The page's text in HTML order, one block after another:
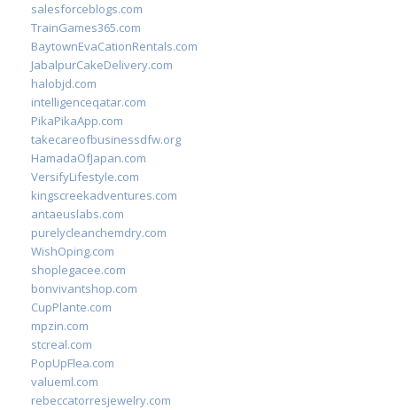
salesforceblogs.com
TrainGames365.com
BaytownEvaCationRentals.com
JabalpurCakeDelivery.com
halobjd.com
intelligenceqatar.com
PikaPikaApp.com
takecareofbusinessdfw.org
HamadaOfJapan.com
VersifyLifestyle.com
kingscreekadventures.com
antaeuslabs.com
purelycleanchemdry.com
WishOping.com
shoplegacee.com
bonvivantshop.com
CupPlante.com
mpzin.com
stcreal.com
PopUpFlea.com
valueml.com
rebeccatorresjewelry.com